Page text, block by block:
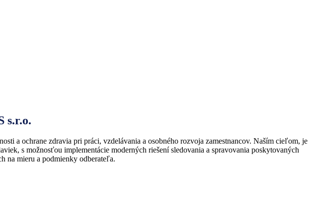
s.r.o.
a ochrane zdravia pri práci, vzdelávania a osobného rozvoja zamestnancov. Naším cieľom, je
s možnosťou implementácie moderných riešení sledovania a spravovania poskytovaných
na mieru a podmienky odberateľa.